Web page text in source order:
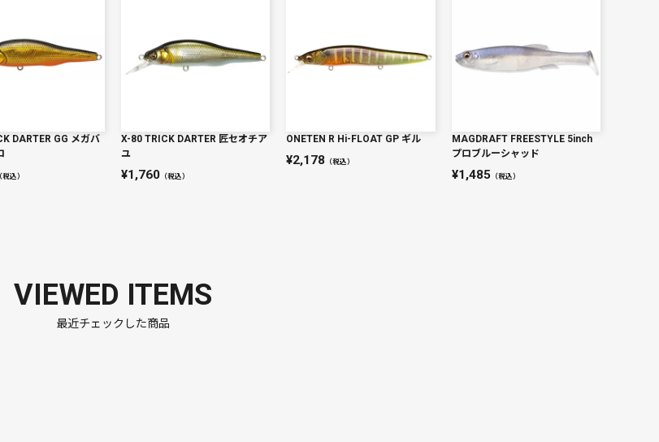
DARTER GG メガバ
税込）
X-80 TRICK DARTER 匠セオチア
ユ
1,760（税込）
ONETEN R Hi-FLOAT GP ギル
2,178 （税込）
MAGDRAFT FREESTYLE 5inch
プロブルーシャッド
1,485（税込）
VIEWED ITEMS
最近チェックした商品